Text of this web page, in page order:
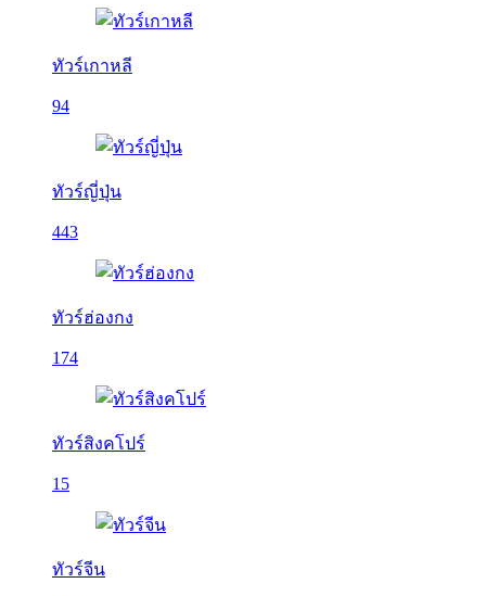
ทัวร์เกาหลี
94
ทัวร์ญี่ปุ่น
443
ทัวร์ฮ่องกง
174
ทัวร์สิงคโปร์
15
ทัวร์จีน